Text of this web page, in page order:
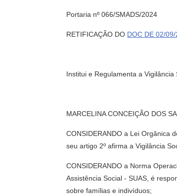
Portaria nº 066/SMADS/2024
RETIFICAÇÃO DO DOC DE 02/
Institui e Regulamenta a
MARCELINA CONCEIÇÃO DOS
CONSIDERANDO a Lei Orgânica
seu artigo 2º afirma a Vigilância
CONSIDERANDO a Norma
Assistência Social - SUAS, é
sobre famílias e indivíduos;